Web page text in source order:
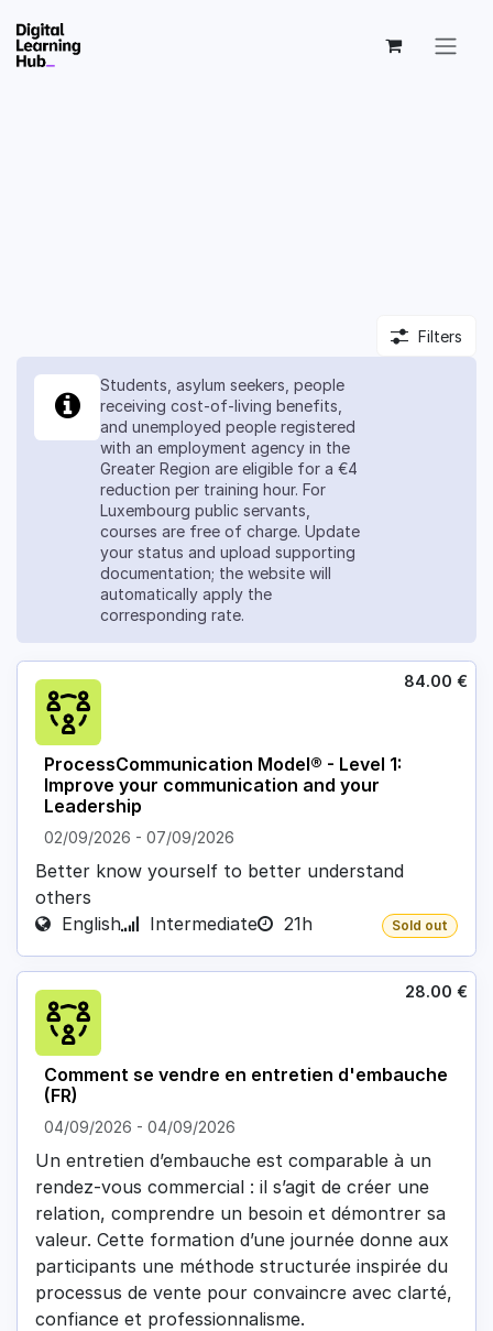
Filters
Students, asylum seekers, people
receiving cost-of-living benefits,
and unemployed people registered
with an employment agency in the
Greater Region are eligible for a €4
reduction per training hour. For
Luxembourg public servants,
courses are free of charge. Update
your status and upload supporting
documentation; the website will
automatically apply the
corresponding rate.
ProcessCommunication Model® - Level 1:
Improve your communication and your
Leadership
02/09/2026 - 07/09/2026
84.00 €
Better know yourself to better understand
others
English
Intermediate 21h Sold out
Comment se vendre en entretien d'embauche
(FR)
04/09/2026 - 04/09/2026
28.00 €
Un entretien d’embauche est comparable à un
rendez-vous commercial : il s’agit de créer une
relation, comprendre un besoin et démontrer sa
valeur. Cette formation d’une journée donne aux
participants une méthode structurée inspirée du
processus de vente pour convaincre avec clarté,
confiance et professionnalisme.